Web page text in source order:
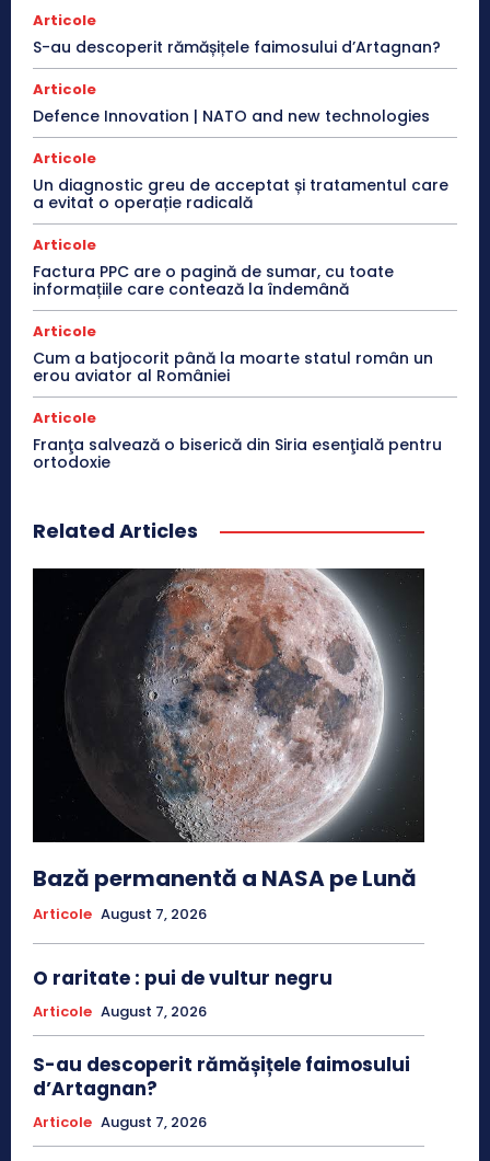
Articole
S-au descoperit rămășițele faimosului d’Artagnan?
Articole
Defence Innovation | NATO and new technologies
Articole
Un diagnostic greu de acceptat și tratamentul care
a evitat o operație radicală
Articole
Factura PPC are o pagină de sumar, cu toate
informațiile care contează la îndemână
Articole
Cum a batjocorit până la moarte statul român un
erou aviator al României
Articole
Franţa salvează o biserică din Siria esenţială pentru
ortodoxie
Related Articles
Bază permanentă a NASA pe Lună
Articole August 7, 2026
O raritate : pui de vultur negru
Articole August 7, 2026
S-au descoperit rămășițele faimosului
d’Artagnan?
Articole August 7, 2026